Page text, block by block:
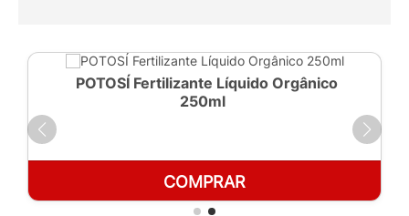
POTOSÍ Fertilizante Líquido Orgânico
250ml
COMPRAR